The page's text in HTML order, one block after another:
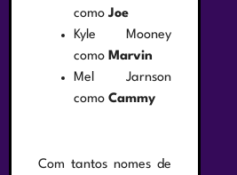
como Joe
Kyle Mooney
como Marvin
Mel Jarnson
como Cammy
Com tantos nomes de